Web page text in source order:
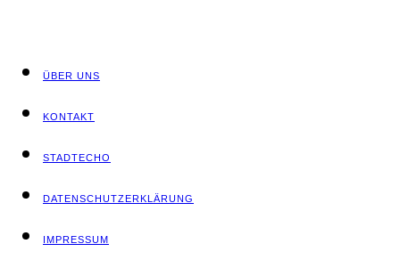
ÜBER UNS
KON­TAKT
STADT­ECHO
DATEN­SCHUTZ­ER­KLÄ­RUNG
IMPRES­SUM